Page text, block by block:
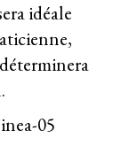
idéale